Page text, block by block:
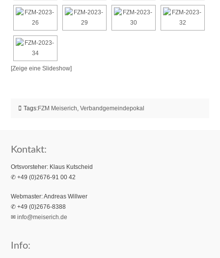
[Zeige eine Slideshow]
Tags:FZM Meiserich, Verbandgemeindepokal
Kontakt:
Ortsvorsteher: Klaus Kutscheid
✆ +49 (0)2676-91 00 42
Webmaster: Andreas Willwer
✆ +49 (0)2676-8388
✉info@meiserich.de
Info: